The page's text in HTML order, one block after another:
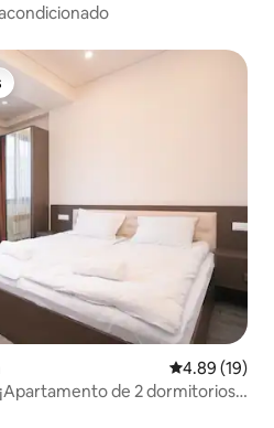
Calificación
4.89 (19)
de 2 dormitorios